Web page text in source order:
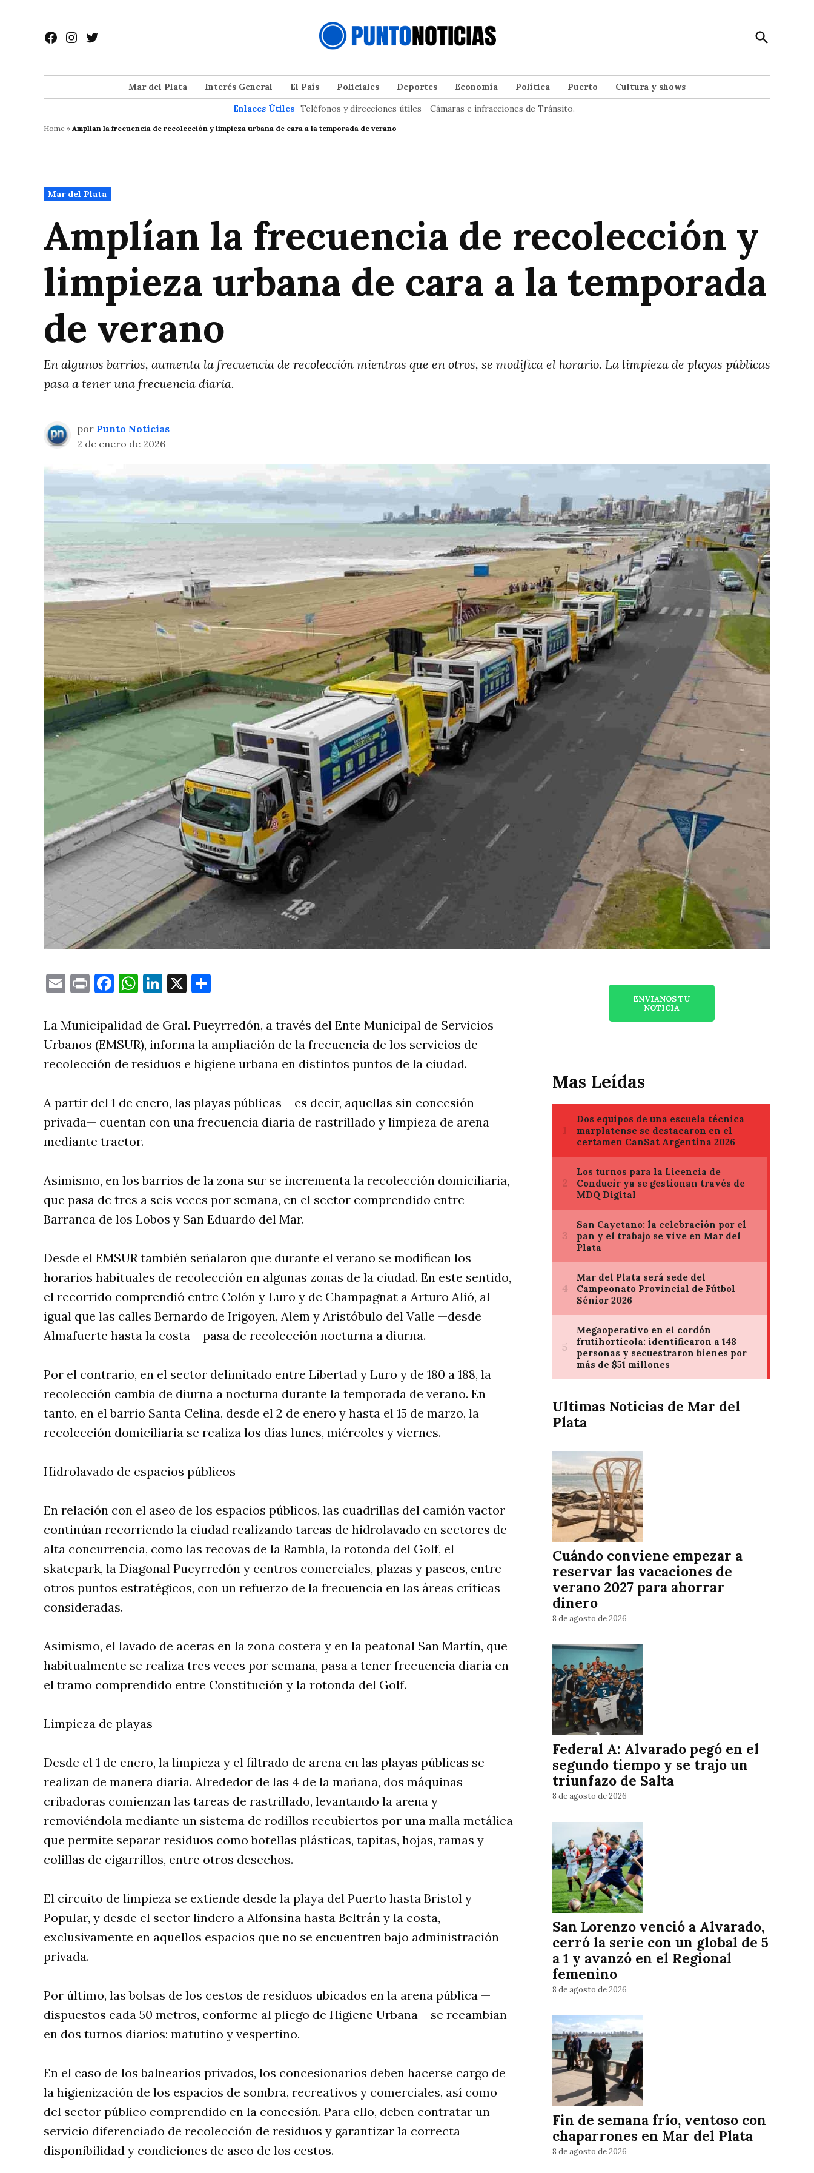
contenido
Facebook
Instagram
Twitter
Open
Search
Mar del Plata Interés General El País Policiales Deportes Economía Política Puerto
Cultura y shows
Enlaces Útiles Teléfonos y direcciones útiles Cámaras e infracciones de Tránsito.
Home » Amplían la frecuencia de recolección y limpieza urbana de cara a la temporada de verano
Publicado
en
Mar del Plata
Amplían la frecuencia de recolección y
limpieza urbana de cara a la temporada
de verano
En algunos barrios, aumenta la frecuencia de recolección mientras que en otros, se modifica el horario. La limpieza de playas públicas
pasa a tener una frecuencia diaria.
por Punto Noticias
2 de enero de 2026
EmailPrintFacebook
WhatsApp
LinkedIn
X
La Municipalidad de Gral. Pueyrredón, a través del Ente Municipal de Servicios
Urbanos (EMSUR), informa la ampliación de la frecuencia de los servicios de
recolección de residuos e higiene urbana en distintos puntos de la ciudad.
A partir del 1 de enero, las playas públicas —es decir, aquellas sin concesión
privada— cuentan con una frecuencia diaria de rastrillado y limpieza de arena
mediante tractor.
Asimismo, en los barrios de la zona sur se incrementa la recolección domiciliaria,
que pasa de tres a seis veces por semana, en el sector comprendido entre
Barranca de los Lobos y San Eduardo del Mar.
Desde el EMSUR también señalaron que durante el verano se modifican los
horarios habituales de recolección en algunas zonas de la ciudad. En este sentido,
el recorrido comprendió entre Colón y Luro y de Champagnat a Arturo Alió, al
igual que las calles Bernardo de Irigoyen, Alem y Aristóbulo del Valle —desde
Almafuerte hasta la costa— pasa de recolección nocturna a diurna.
Por el contrario, en el sector delimitado entre Libertad y Luro y de 180 a 188, la
recolección cambia de diurna a nocturna durante la temporada de verano. En
tanto, en el barrio Santa Celina, desde el 2 de enero y hasta el 15 de marzo, la
recolección domiciliaria se realiza los días lunes, miércoles y viernes.
Hidrolavado de espacios públicos
En relación con el aseo de los espacios públicos, las cuadrillas del camión vactor
continúan recorriendo la ciudad realizando tareas de hidrolavado en sectores de
alta concurrencia, como las recovas de la Rambla, la rotonda del Golf, el
skatepark, la Diagonal Pueyrredón y centros comerciales, plazas y paseos, entre
otros puntos estratégicos, con un refuerzo de la frecuencia en las áreas críticas
consideradas.
Asimismo, el lavado de aceras en la zona costera y en la peatonal San Martín, que
habitualmente se realiza tres veces por semana, pasa a tener frecuencia diaria en
el tramo comprendido entre Constitución y la rotonda del Golf.
Limpieza de playas
Desde el 1 de enero, la limpieza y el filtrado de arena en las playas públicas se
realizan de manera diaria. Alrededor de las 4 de la mañana, dos máquinas
cribadoras comienzan las tareas de rastrillado, levantando la arena y
removiéndola mediante un sistema de rodillos recubiertos por una malla metálica
que permite separar residuos como botellas plásticas, tapitas, hojas, ramas y
colillas de cigarrillos, entre otros desechos.
El circuito de limpieza se extiende desde la playa del Puerto hasta Bristol y
Popular, y desde el sector lindero a Alfonsina hasta Beltrán y la costa,
exclusivamente en aquellos espacios que no se encuentren bajo administración
privada.
Por último, las bolsas de los cestos de residuos ubicados en la arena pública —
dispuestos cada 50 metros, conforme al pliego de Higiene Urbana— se recambian
en dos turnos diarios: matutino y vespertino.
En el caso de los balnearios privados, los concesionarios deben hacerse cargo de
la higienización de los espacios de sombra, recreativos y comerciales, así como
del sector público comprendido en la concesión. Para ello, deben contratar un
servicio diferenciado de recolección de residuos y garantizar la correcta
disponibilidad y condiciones de aseo de los cestos.
ENVIANOS TU
NOTICIA
Mas Leídas
Ultimas Noticias de Mar del
Plata
Cuándo conviene empezar a
reservar las vacaciones de
verano 2027 para ahorrar
dinero
8 de agosto de 2026
Federal A: Alvarado pegó en el
segundo tiempo y se trajo un
triunfazo de Salta
8 de agosto de 2026
San Lorenzo venció a Alvarado,
cerró la serie con un global de 5
a 1 y avanzó en el Regional
femenino
8 de agosto de 2026
Fin de semana frío, ventoso con
chaparrones en Mar del Plata
8 de agosto de 2026